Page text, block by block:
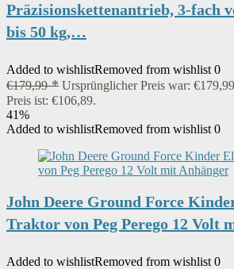
Präzisionskettenantrieb, 3-fach
bis 50 kg,…
Added to wishlistRemoved from wishlist 0
€179,99 Ursprünglicher Preis war: €179,99
Preis ist: €106,89.
41%
Added to wishlistRemoved from wishlist 0
John Deere Ground Force
Traktor von Peg Perego 12 Volt
Added to wishlistRemoved from wishlist 0